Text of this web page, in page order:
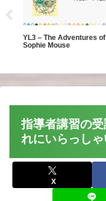
YL3 – The Adventures of
Sophie Mouse
指導者講習の
れにいらっしゃ
X